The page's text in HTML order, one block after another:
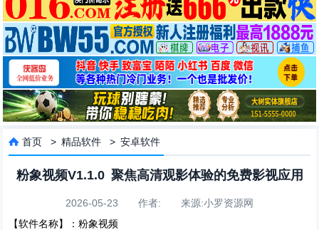
 首页 >精品软件 >安卓软件
粉象视频V1.1.0 聚焦高清观影体验的免费影视应用
2026-05-23 作者: 来源:小罗资源网
【软件名称】：粉象视频